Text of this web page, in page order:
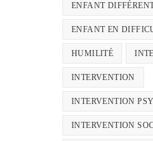
ENFANT
ENFANT EN
HUMILITÉ
INTERVENTION
INTERVENTION
INTERVENTION